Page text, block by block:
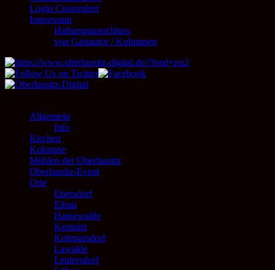
Login Customizer
Impressum
Haftungsausschluss
von Gastautor / Kolumnen
Allgemein
Info
Kirchen
Kolumne
Mühlen der Oberlausitz
Oberlausitz-Event
Orte
Ebersdorf
Eibau
Hainewalde
Kemnitz
Kottmarsdorf
Lawalde
Leutersdorf